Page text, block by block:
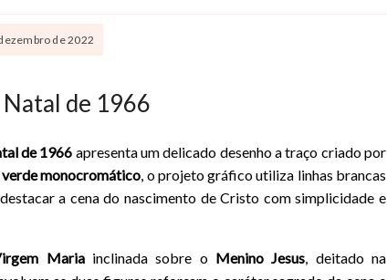
de 2022
de 1966
Maria e o Menino Jesus
de 1966 apresenta um delicado desenho a traço criado por
verde monocromático , o projeto gráfico utiliza linhas brancas
a cena do nascimento de Cristo com simplicidade e
Mariainclinada sobre o Menino Jesus , deitado na